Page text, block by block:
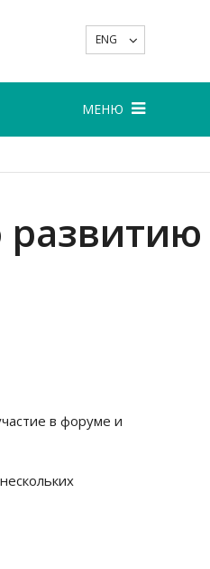
ENG
МЕНЮ
развитию
в форуме и